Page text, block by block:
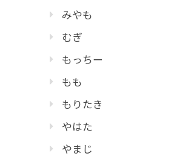
みやも
むぎ
もっちー
もも
もりたき
やはた
やまじ